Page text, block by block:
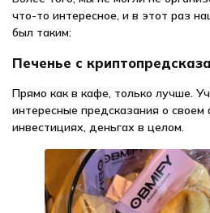
что-то интересное, и в этот раз
был таким:
Печенье с
Прямо как в кафе, только лучше.
интересные предсказания о своем
инвестициях, деньгах в целом.